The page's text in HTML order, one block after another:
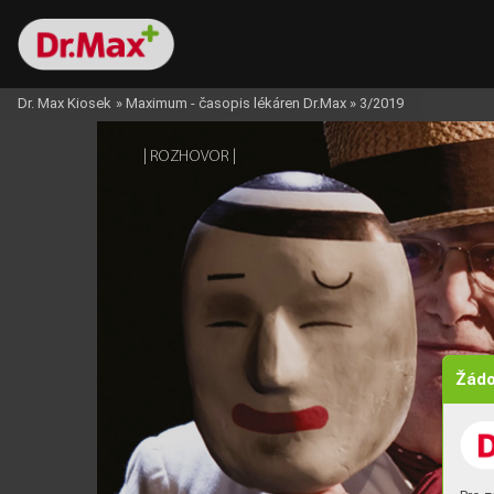
ROZHOVOR
Dr. Max Kiosek » Maximum - časopis lékáren Dr.Max » 3/2019